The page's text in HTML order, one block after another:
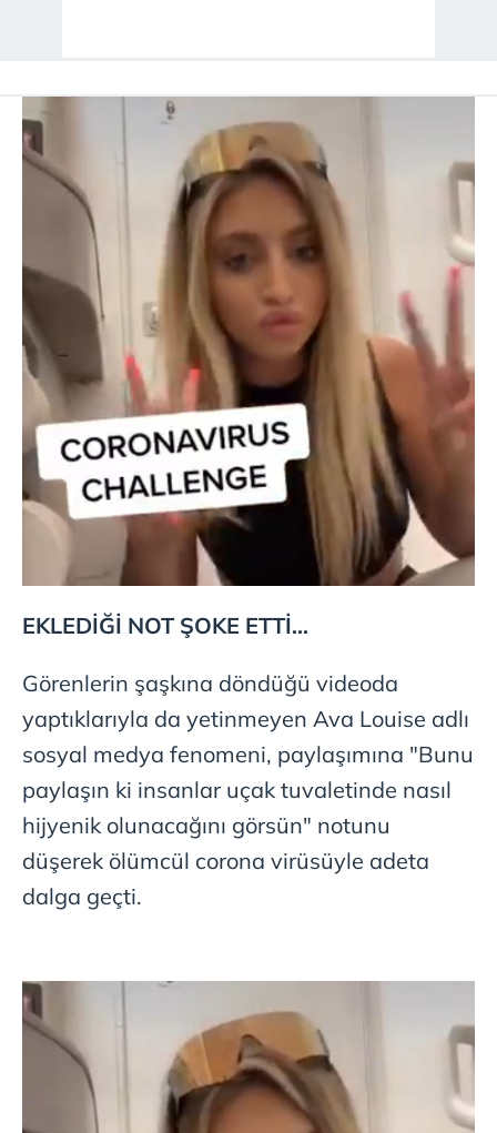
EKLEDİĞİ NOT ŞOKE ETTİ...
Görenlerin şaşkına döndüğü videoda
yaptıklarıyla da yetinmeyen Ava Louise adlı
sosyal medya fenomeni, paylaşımına "Bunu
paylaşın ki insanlar uçak tuvaletinde nasıl
hijyenik olunacağını görsün" notunu
düşerek ölümcül corona virüsüyle adeta
dalga geçti.